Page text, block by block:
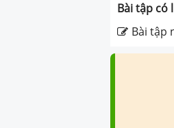
Bài tập có
Bài tập